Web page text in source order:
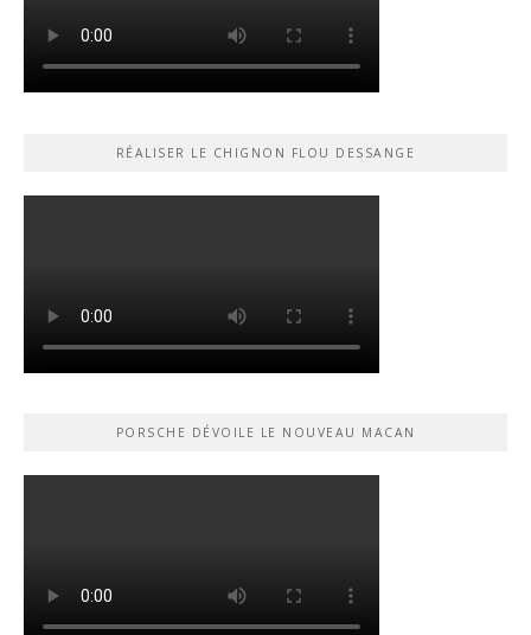
RÉALISER LE CHIGNON FLOU DESSANGE
PORSCHE DÉVOILE LE NOUVEAU MACAN